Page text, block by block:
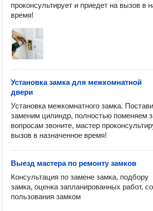
проконсультирует и приедет на вызов в
время!
Установка замка для межкомнатной
двери
Установка межкомнатного замка.
заменим цилиндр, полностью поменяем
вопросам звоните, мастер
вызов в назначенное время!
Выезд мастера по ремонту замков
Консультация по замене замка, подбору
замка, оценка запланированных работ,
пользования замком